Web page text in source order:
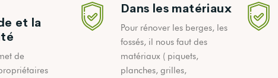
et la
de
Dans les matériaux
Pour rénover les berges, les
fossés, il nous faut des
matériaux ( piquets,
planches, grilles,